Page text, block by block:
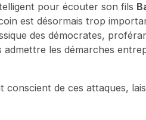
pour écouter son fils
est désormais trop
des démocrates,
les démarches
conscient de ces attaques,